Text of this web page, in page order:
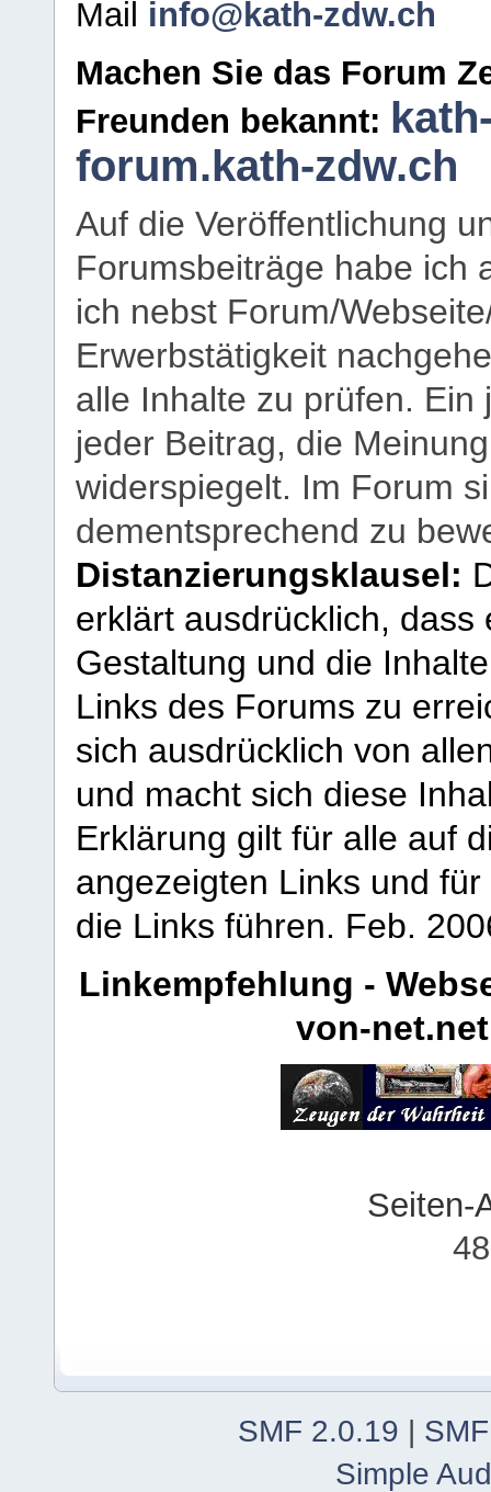
Mail info@kath-zdw.ch
Machen Sie das Forum
Freunden bekannt:
forum.kath-zdw.ch
Auf die Veröffentlichung
Forumsbeiträge habe ich
ich nebst Forum/
Erwerbstätigkeit
alle Inhalte zu prüfen.
jeder Beitrag, die
widerspiegelt. Im Forum
dementsprechend zu
Distanzierungsklausel:
erklärt ausdrücklich,
Gestaltung und die
Links des Forums zu
sich ausdrücklich von
und macht sich diese
Erklärung gilt für alle auf
angezeigten Links und
die Links führen. Feb.
Linkempfehlung -
von-net.net
Seiten-
SMF 2.0.19 |
Simple